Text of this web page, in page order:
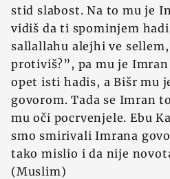
stid slabost. Na to mu je
vidiš da ti spominjem
sallallahu alejhi ve
protiviš?”, pa mu je
opet isti hadis, a Bišr mu
govorom. Tada se Imran
mu oči pocrvenjele. Ebu
smo smirivali Imrana
tako mislio i da nije
(Muslim)